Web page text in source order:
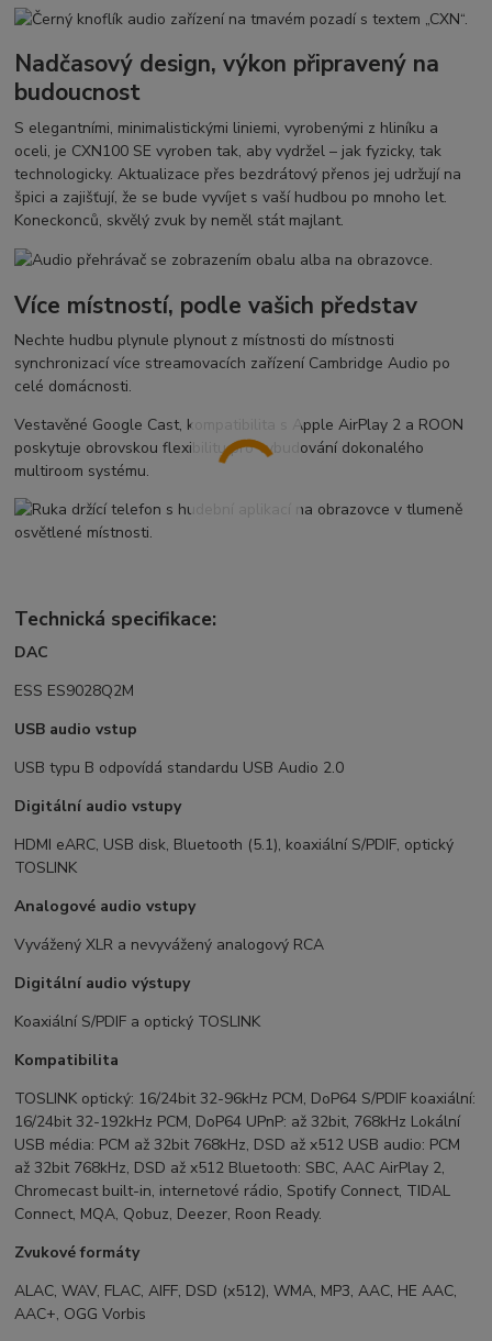
Nadčasový design, výkon připravený na
budoucnost
S elegantními, minimalistickými liniemi, vyrobenými z hliníku a
oceli, je CXN100 SE vyroben tak, aby vydržel – jak fyzicky, tak
technologicky. Aktualizace přes bezdrátový přenos jej udržují na
špici a zajišťují, že se bude vyvíjet s vaší hudbou po mnoho let.
Koneckonců, skvělý zvuk by neměl stát majlant.
Více místností, podle vašich představ
Nechte hudbu plynule plynout z místnosti do místnosti
synchronizací více streamovacích zařízení Cambridge Audio po
celé domácnosti.
Vestavěné Google Cast, kompatibilita s Apple AirPlay 2 a ROON
poskytuje obrovskou flexibilitu pro vybudování dokonalého
multiroom systému.
Technická specifikace:
DAC
ESS ES9028Q2M
USB audio vstup
USB typu B odpovídá standardu USB Audio 2.0
Digitální audio vstupy
HDMI eARC, USB disk, Bluetooth (5.1), koaxiální S/PDIF, optický
TOSLINK
Analogové audio vstupy
Vyvážený XLR a nevyvážený analogový RCA
Digitální audio výstupy
Koaxiální S/PDIF a optický TOSLINK
Kompatibilita
TOSLINK optický: 16/24bit 32-96kHz PCM, DoP64 S/PDIF koaxiální:
16/24bit 32-192kHz PCM, DoP64 UPnP: až 32bit, 768kHz Lokální
USB média: PCM až 32bit 768kHz, DSD až x512 USB audio: PCM
až 32bit 768kHz, DSD až x512 Bluetooth: SBC, AAC AirPlay 2,
Chromecast built-in, internetové rádio, Spotify Connect, TIDAL
Connect, MQA, Qobuz, Deezer, Roon Ready.
Zvukové formáty
ALAC, WAV, FLAC, AIFF, DSD (x512), WMA, MP3, AAC, HE AAC,
AAC+, OGG Vorbis